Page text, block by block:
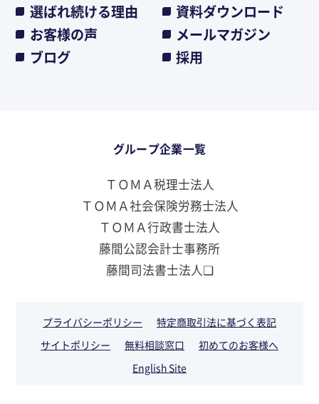
選ばれ続ける理由
資料ダウンロード
お客様の声
メールマガジン
ブログ
採用
グループ企業一覧
ＴＯＭＡ税理士法人
ＴＯＭＡ社会保険労務士法人
ＴＯＭＡ行政書士法人
藤間公認会計士事務所
藤間司法書士法人❏
プライバシーポリシー
特定商取引法に基づく表記
サイトポリシー
無料相談窓口
初めてのお客様へ
English Site